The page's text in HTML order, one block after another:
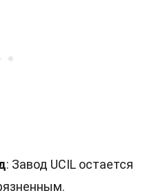
: Завод UCIL остается